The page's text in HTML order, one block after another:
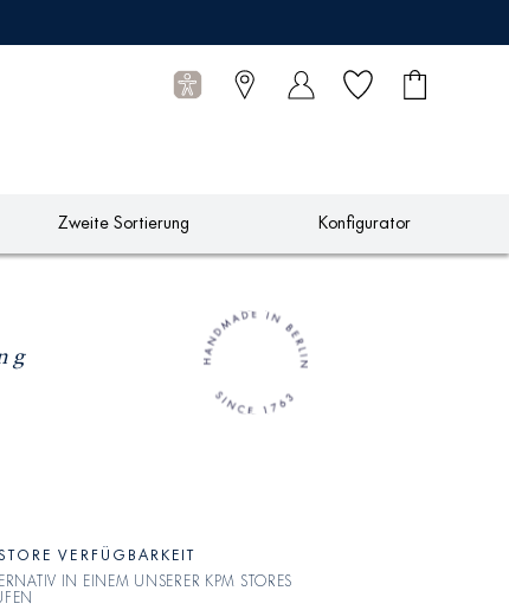
Wunschliste
Warenkorb
0
Zweite Sortierung Konfigurator
VERFÜGBARKEIT
IN EINEM UNSERER KPM STORES